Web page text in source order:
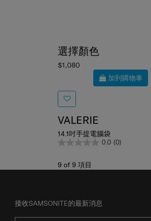
選擇顏色
$1,080
加到購物車
VALERIE
14.1吋手提電腦袋
0.0 (0)
9 of 9 項目
接收SAMSONITE的最新消息